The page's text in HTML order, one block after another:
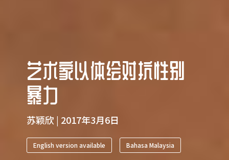
艺术家以体绘对抗性别
暴力
苏颖欣 | 2017年3月6日
English version available Bahasa Malaysia